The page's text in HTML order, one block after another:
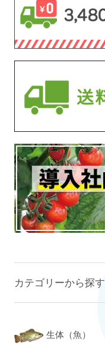
カテゴリーから探す
生体（魚）